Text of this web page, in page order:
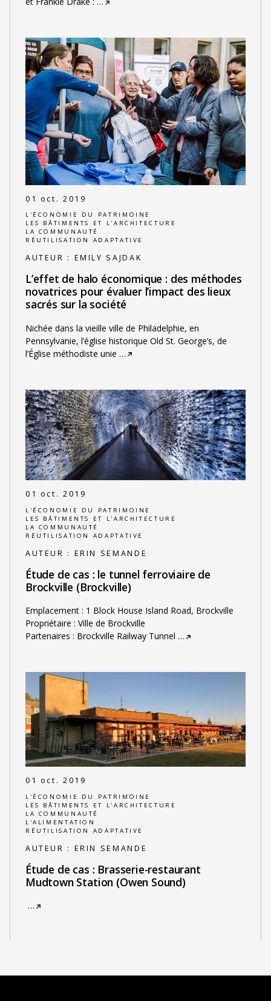
01 oct. 2019
L'ÉCONOMIE DU PATRIMOINE
LES BÂTIMENTS ET L'ARCHITECTURE
LA COMMUNAUTÉ
RÉUTILISATION ADAPTATIVE
AUTEUR : EMILY SAJDAK
L’effet de halo économique : des méthodes
novatrices pour évaluer l’impact des lieux
sacrés sur la société
Nichée dans la vieille ville de Philadelphie, en
Pennsylvanie, l’église historique Old St. George’s, de
l’Église méthodiste unie …
01 oct. 2019
L'ÉCONOMIE DU PATRIMOINE
LES BÂTIMENTS ET L'ARCHITECTURE
LA COMMUNAUTÉ
RÉUTILISATION ADAPTATIVE
AUTEUR : ERIN SEMANDE
Étude de cas : le tunnel ferroviaire de
Brockville (Brockville)
Emplacement : 1 Block House Island Road, Brockville
Propriétaire : Ville de Brockville
Partenaires : Brockville Railway Tunnel …
01 oct. 2019
L'ÉCONOMIE DU PATRIMOINE
LES BÂTIMENTS ET L'ARCHITECTURE
LA COMMUNAUTÉ
L'ALIMENTATION
RÉUTILISATION ADAPTATIVE
AUTEUR : ERIN SEMANDE
Étude de cas : Brasserie-restaurant
Mudtown Station (Owen Sound)
…